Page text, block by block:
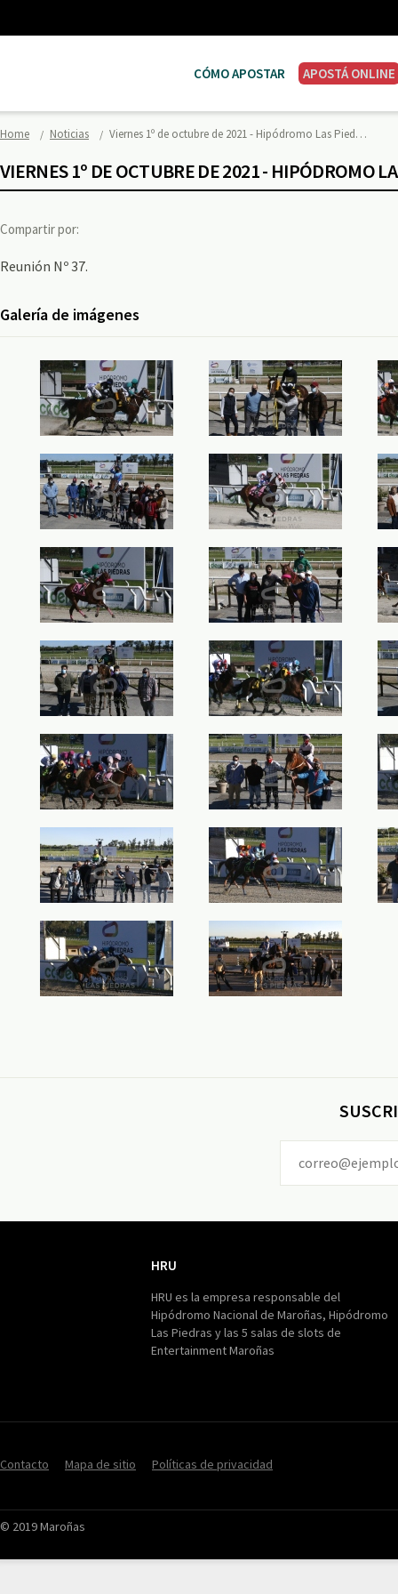
CÓMO APOSTAR APOSTÁ ONLINE
Home Noticias Viernes 1º de octubre de 2021 - Hipódromo Las Pied…
VIERNES 1º DE OCTUBRE DE 2021 - HIPÓDROMO
Compartir por:
Reunión Nº 37.
Galería de imágenes
HRU
HRU es la empresa responsable del
Hipódromo Nacional de Maroñas, Hipódromo
Las Piedras y las 5 salas de slots de
Entertainment Maroñas
Contacto Mapa de sitio Políticas de privacidad
© 2019 Maroñas